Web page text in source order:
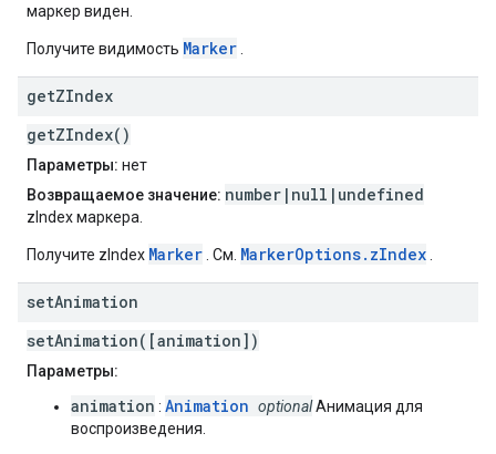
маркер виден.
Получите видимость Marker
getZIndex
getZIndex()
Параметры: нет
Возвращаемое значение: number|null|undefined
zIndex маркера.
Получите zIndex Marker . См. MarkerOptions.zIndex
setAnimation
setAnimation([animation])
Параметры:
animation : Animation optionalАнимация для
воспроизведения.